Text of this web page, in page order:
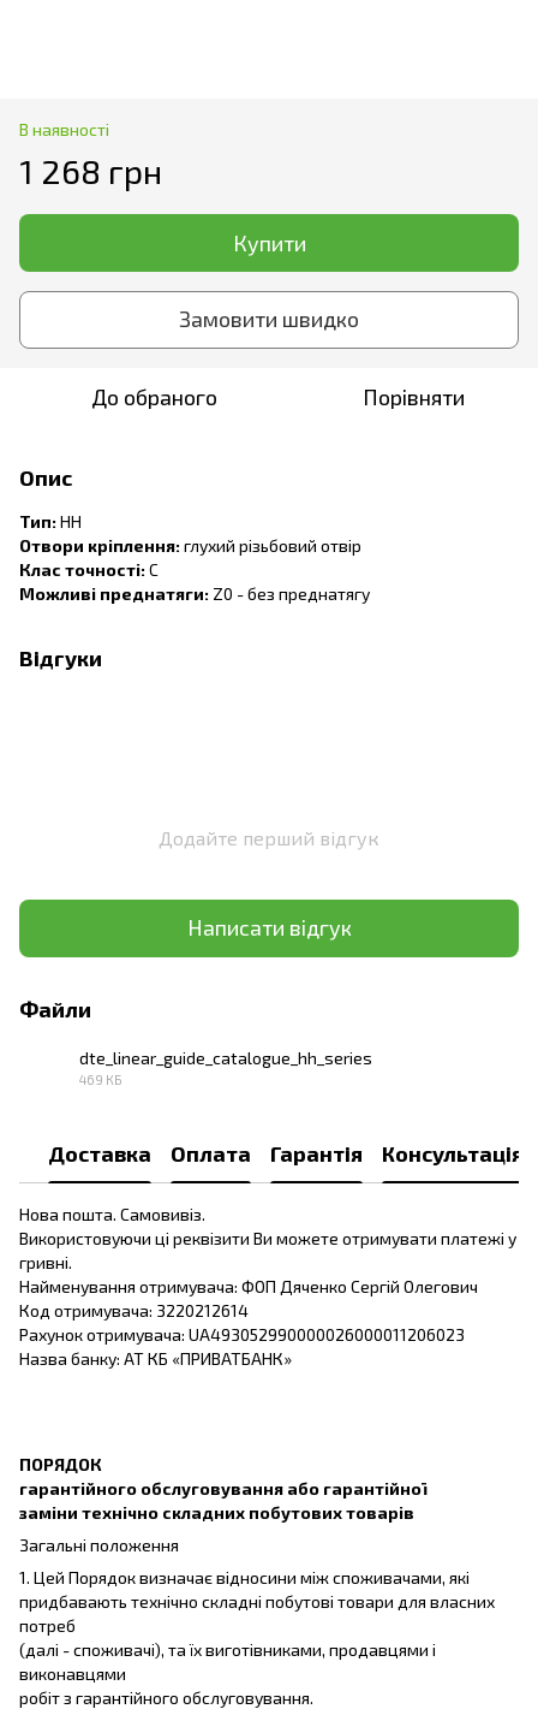
В наявності
1 268 грн
Купити
Замовити швидко
До обраного Порівняти
Опис
Тип:HH
Отвори кріплення:глухий різьбовий отвір
Клас точності:C
Можливі преднатяги: Z0 - без преднатягу
Відгуки
Додайте перший відгук
Написати відгук
Файли
dte_linear_guide_catalogue_hh_series
469 КБ
Доставка Оплата Гарантія Консультація
Нова пошта. Самовивіз.
Використовуючи ці реквізити Ви можете отримувати платежі у
гривні.
Найменування отримувача: ФОП Дяченко Сергій Олегович
Код отримувача: 3220212614
Рахунок отримувача: UA493052990000026000011206023
Назва банку: АТ КБ «ПРИВАТБАНК»
ПОРЯДОК
гарантійного обслуговування або гарантійної
заміни технічно складних побутових товарів
Загальні положення
1. Цей Порядок визначає відносини між споживачами, які
придбавають технічно складні побутові товари для власних
потреб
(далі - споживачі), та їх виготівниками, продавцями і
виконавцями
робіт з гарантійного обслуговування.